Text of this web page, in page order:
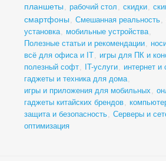
планшеты , рабочий стол , скидки,
смартфоны , Смешанная реальность,
установка, мобильные устройства,
Полезные статьи и рекомендации,
всё для офиса и IT, игры для ПК и
полезный софт, IT-услуги, интернет и
гаджеты и техника для дома,
игры и приложения для мобильных ,
гаджеты китайских брендов,
защита и безопасность, Серверы и
оптимизация